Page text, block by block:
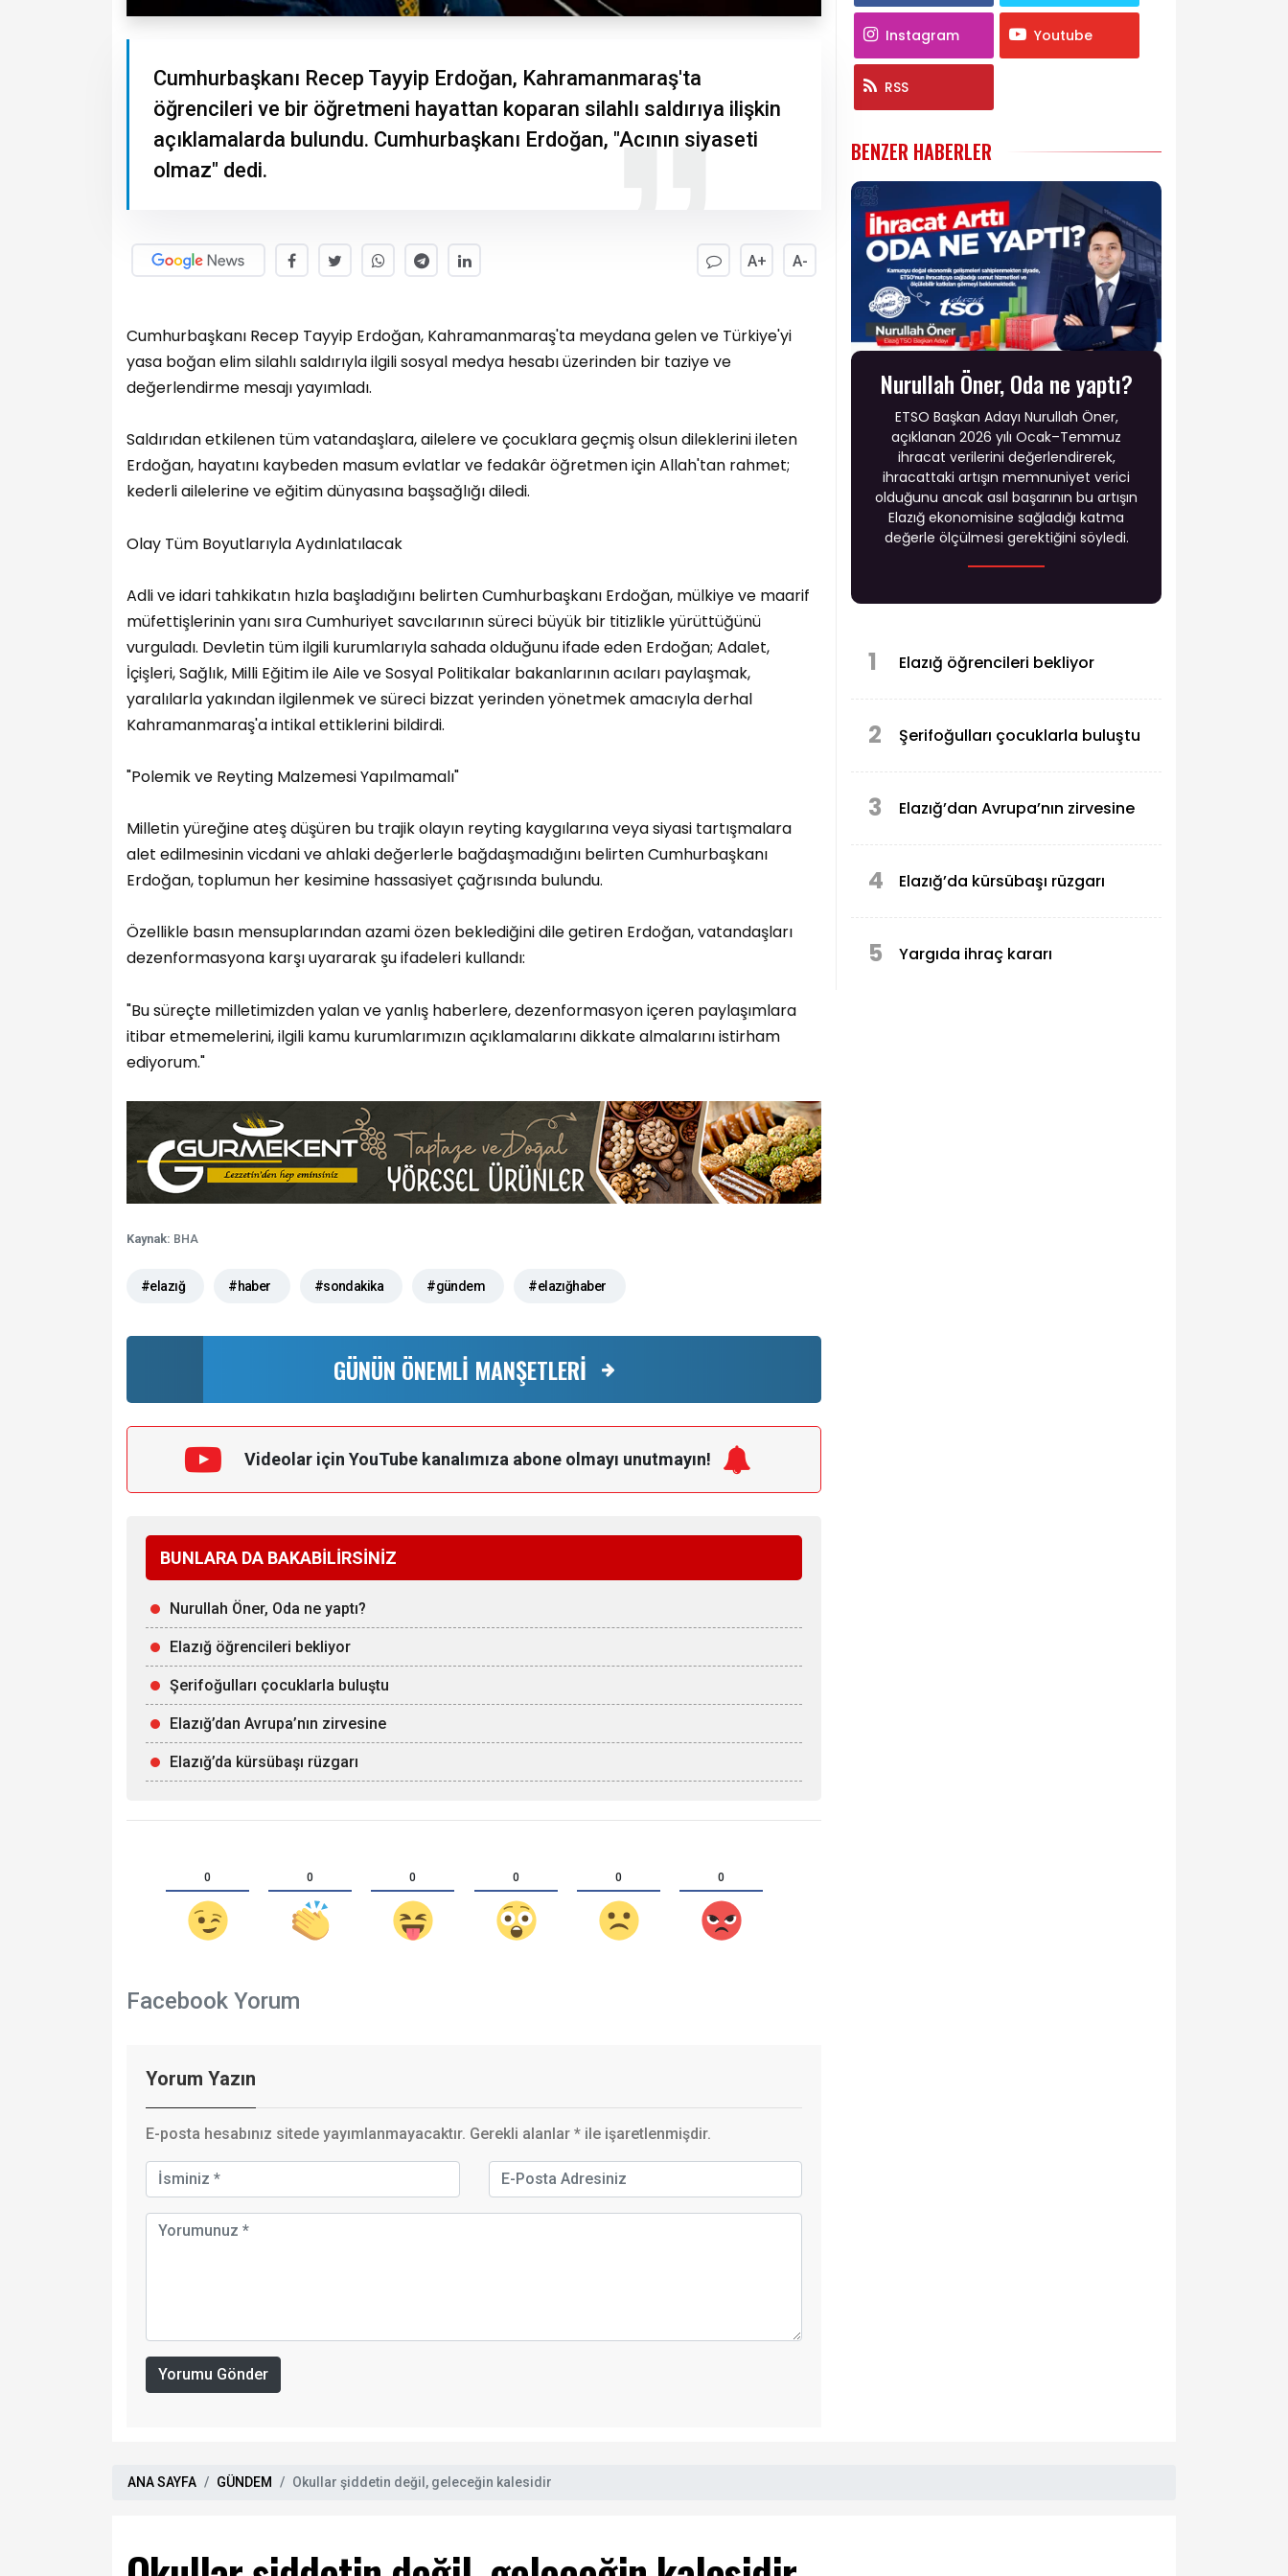
Cumhurbaşkanı Recep Tayyip Erdoğan, Kahramanmaraş'ta
öğrencileri ve bir öğretmeni hayattan koparan silahlı saldırıya ilişkin
açıklamalarda bulundu. Cumhurbaşkanı Erdoğan, "Acının siyaseti
olmaz" dedi.
A+ A-
Cumhurbaşkanı Recep Tayyip Erdoğan, Kahramanmaraş'ta meydana gelen ve Türkiye'yi
yasa boğan elim silahlı saldırıyla ilgili sosyal medya hesabı üzerinden bir taziye ve
değerlendirme mesajı yayımladı.
​Saldırıdan etkilenen tüm vatandaşlara, ailelere ve çocuklara geçmiş olsun dileklerini ileten
Erdoğan, hayatını kaybeden masum evlatlar ve fedakâr öğretmen için Allah'tan rahmet;
kederli ailelerine ve eğitim dünyasına başsağlığı diledi.
​Olay Tüm Boyutlarıyla Aydınlatılacak
​Adli ve idari tahkikatın hızla başladığını belirten Cumhurbaşkanı Erdoğan, mülkiye ve maarif
müfettişlerinin yanı sıra Cumhuriyet savcılarının süreci büyük bir titizlikle yürüttüğünü
vurguladı. Devletin tüm ilgili kurumlarıyla sahada olduğunu ifade eden Erdoğan; Adalet,
İçişleri, Sağlık, Milli Eğitim ile Aile ve Sosyal Politikalar bakanlarının acıları paylaşmak,
yaralılarla yakından ilgilenmek ve süreci bizzat yerinden yönetmek amacıyla derhal
Kahramanmaraş'a intikal ettiklerini bildirdi.
​"Polemik ve Reyting Malzemesi Yapılmamalı"
​Milletin yüreğine ateş düşüren bu trajik olayın reyting kaygılarına veya siyasi tartışmalara
alet edilmesinin vicdani ve ahlaki değerlerle bağdaşmadığını belirten Cumhurbaşkanı
Erdoğan, toplumun her kesimine hassasiyet çağrısında bulundu.
​Özellikle basın mensuplarından azami özen beklediğini dile getiren Erdoğan, vatandaşları
dezenformasyona karşı uyararak şu ifadeleri kullandı:
​"Bu süreçte milletimizden yalan ve yanlış haberlere, dezenformasyon içeren paylaşımlara
itibar etmemelerini, ilgili kamu kurumlarımızın açıklamalarını dikkate almalarını istirham
ediyorum."
Kaynak: BHA
#elazığ #haber #sondakika #gündem #elazığhaber
GÜNÜN ÖNEMLİ MANŞETLERİ
Videolar için YouTube kanalımıza abone olmayı unutmayın!
BUNLARA DA BAKABİLİRSİNİZ
Nurullah Öner, Oda ne yaptı?
Elazığ öğrencileri bekliyor
Şerifoğulları çocuklarla buluştu
Elazığ’dan Avrupa’nın zirvesine
Elazığ’da kürsübaşı rüzgarı
0 0 0 0 0 0
Facebook Yorum
Yorum Yazın
E-posta hesabınız sitede yayımlanmayacaktır. Gerekli alanlar * ile işaretlenmişdir.
Yorumu Gönder
Instagram Youtube
RSS
BENZER HABERLER
Nurullah Öner, Oda ne yaptı?
ETSO Başkan Adayı Nurullah Öner,
açıklanan 2026 yılı Ocak–Temmuz
ihracat verilerini değerlendirerek,
ihracattaki artışın memnuniyet verici
olduğunu ancak asıl başarının bu artışın
Elazığ ekonomisine sağladığı katma
değerle ölçülmesi gerektiğini söyledi.
1 Elazığ öğrencileri bekliyor
2 Şerifoğulları çocuklarla buluştu
3 Elazığ’dan Avrupa’nın zirvesine
4 Elazığ’da kürsübaşı rüzgarı
5 Yargıda ihraç kararı
ANA SAYFA GÜNDEM Okullar şiddetin değil, geleceğin kalesidir